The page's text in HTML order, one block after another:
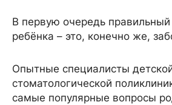
В первую очередь правильный
ребёнка – это, конечно же,
Опытные специалисты
стоматологической
самые популярные вопросы